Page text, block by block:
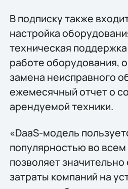
В подписку также
настройка
техническая
работе оборудования,
замена неисправного
ежемесячный отчет о
арендуемой техники.
«DaaS-модель
популярностью во
позволяет значительно
затраты компаний на